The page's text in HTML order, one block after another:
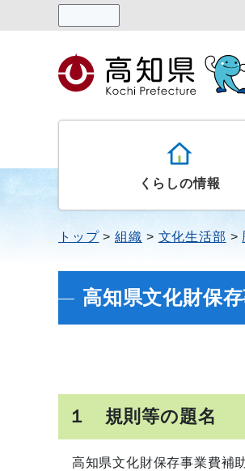
くらしの情報
トップ 組織 文化生活部
高知県文化財保
１ 規則等の題名
高知県文化財保存事業費補